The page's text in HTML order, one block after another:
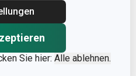
Sie hier: Alle ablehnen.